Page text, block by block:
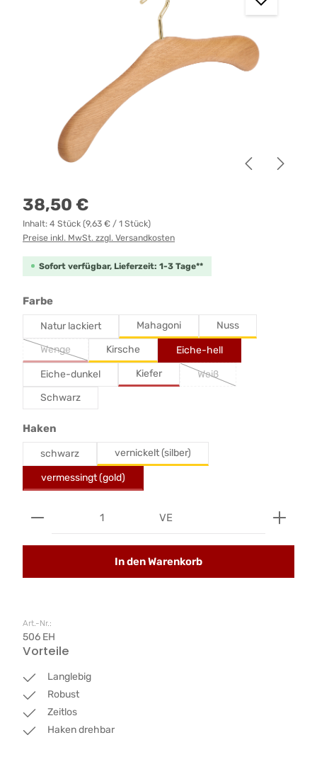
Regulärer Preis:
38,50 €
Inhalt: 4 Stück (9,63 € / 1 Stück)
Preise inkl. MwSt. zzgl. Versandkosten
Sofort verfügbar, Lieferzeit: 1-3 Tage**
Farbeauswählen
Natur lackiert Mahagoni
Nuss
Wenge
Kirsche
Eiche-hell
Eiche-dunkel
Kiefer
Weiß
Schwarz
Haken
schwarz vernickelt (silber)
vermessingt (gold)
Produkt Anzahl: Gib den gewünschten Wert
VE
In den Warenkorb
Art.-Nr.:
506 EH
Vorteile
Langlebig
Robust
Zeitlos
Haken drehbar